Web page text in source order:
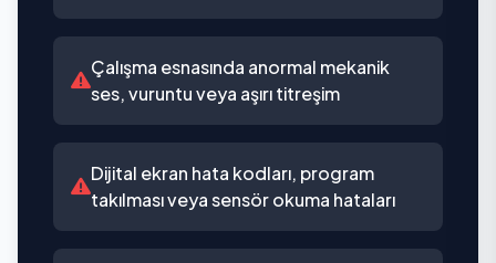
Çalışma esnasında anormal mekanik
ses, vuruntu veya aşırı titreşim
Dijital ekran hata kodları, program
takılması veya sensör okuma hataları